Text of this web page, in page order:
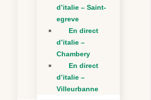
d’italie – Saint-
egreve
En direct
d’italie –
Chambery
En direct
d’italie –
Villeurbanne